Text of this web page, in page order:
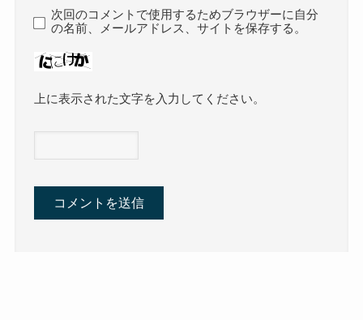
次回のコメントで使用するためブラウザーに自分
の名前、メールアドレス、サイトを保存する。
上に表示された文字を入力してください。